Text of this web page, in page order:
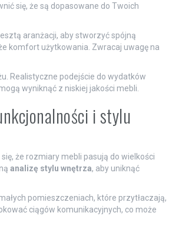
się, że są dopasowane do Twoich
aranżacji, aby stworzyć spójną
komfort użytkowania. Zwracaj uwagę na
Realistyczne podejście do wydatków
wyniknąć z niskiej jakości mebli.
i stylu
że rozmiary mebli pasują do wielkości
analizę stylu wnętrza, aby uniknąć
pomieszczeniach, które przytłaczają,
ciągów komunikacyjnych, co może